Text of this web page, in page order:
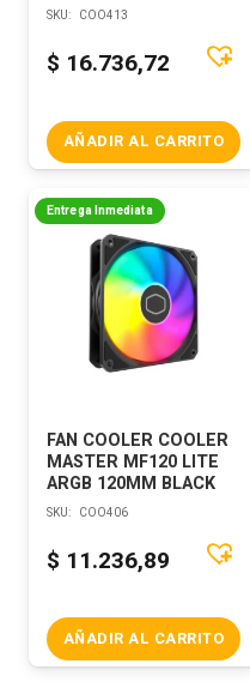
SKU: COO413
$ 16.736,72
AÑADIR AL CARRITO
Entrega Inmediata
FAN COOLER COOLER
MASTER MF120 LITE
ARGB 120MM BLACK
SKU: COO406
$ 11.236,89
AÑADIR AL CARRITO